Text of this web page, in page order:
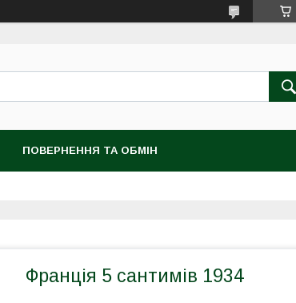
ПОВЕРНЕННЯ ТА ОБМІН
Франція 5 сантимів 1934